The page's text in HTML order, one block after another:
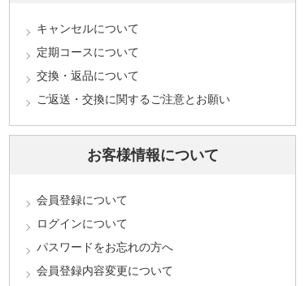
キャンセルについて
定期コースについて
交換・返品について
ご返送・交換に関するご注意とお願い
お客様情報について
会員登録について
ログインについて
パスワードをお忘れの方へ
会員登録内容変更について